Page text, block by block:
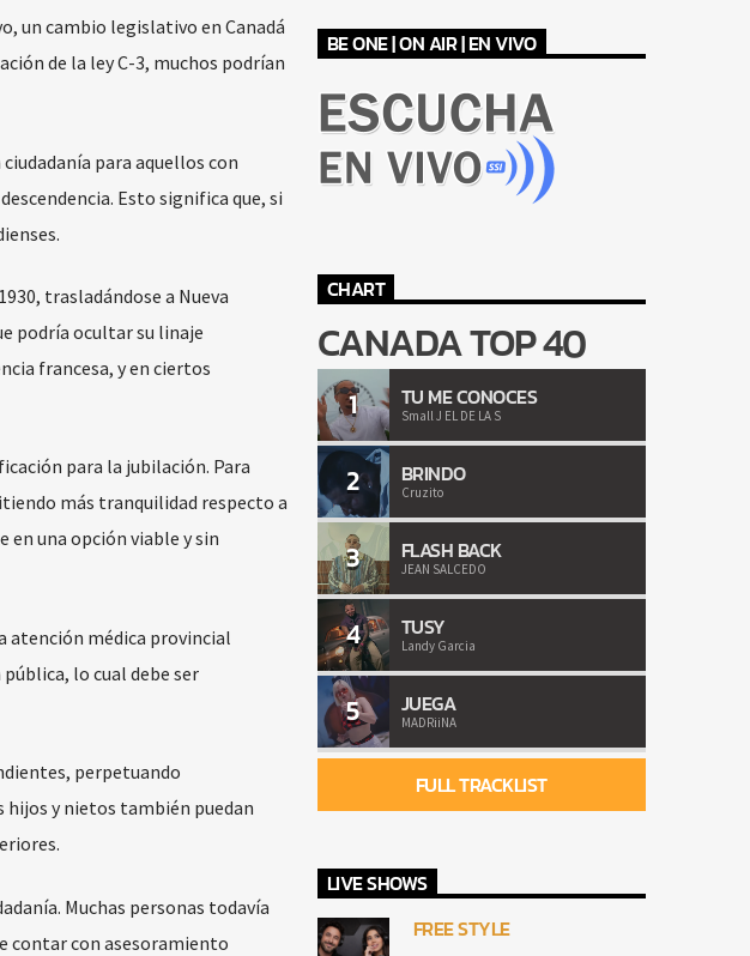
un cambio legislativo en Canadá
de la ley C-3, muchos podrían
para aquellos con
Esto significa que, si
trasladándose a Nueva
podría ocultar su linaje
francesa, y en ciertos
para la jubilación. Para
más tranquilidad respecto a
en una opción viable y sin
atención médica provincial
lo cual debe ser
perpetuando
hijos y nietos también puedan
Muchas personas todavía
contar con asesoramiento
BE ONE | ON AIR | EN VIVO
CHART
CANADA TOP 40
1 TU ME CONOCES
Small J EL DE LA S
2 BRINDO
Cruzito
3 FLASH BACK
JEAN SALCEDO
4 TUSY
Landy Garcia
5 JUEGA
MADRiiNA
FULL TRACKLIST
LIVE SHOWS
FREE STYLE